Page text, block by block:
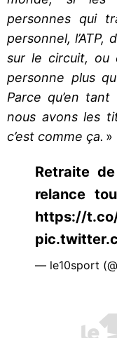
personnes qui
personnel, l’ATP,
sur le circuit, ou
personne plus
Parce qu’en
nous avons les
c’est comme ça. »
Retraite
relance
https://
— le10sport